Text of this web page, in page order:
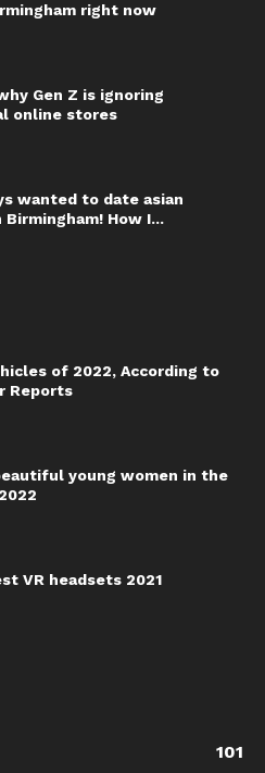
right now
Gen Z is ignoring
online stores
wanted to date asian
Birmingham! How I...
of 2022, According to
Reports
young women in the
VR headsets 2021
101